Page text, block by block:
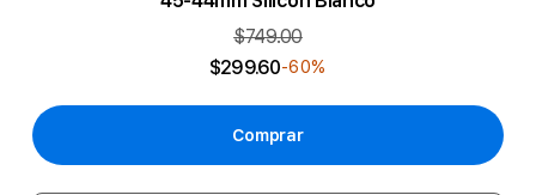
$749.00
$299.60-60%
Comprar